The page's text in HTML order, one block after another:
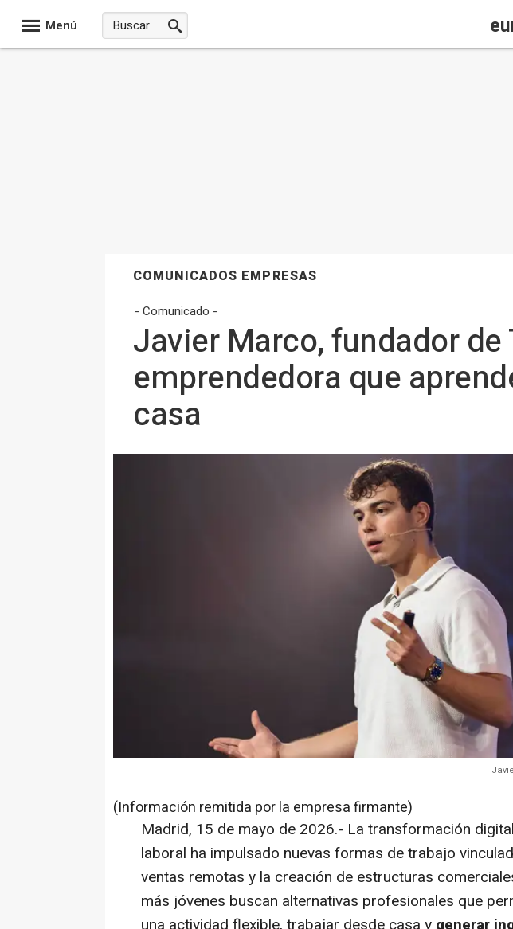
Menú
COMUNICADOS EMPRESAS
- Comunicado -
Javier Marco, fundador
emprendedora que
casa
(Información remitida por la empresa firmante)
Madrid, 15 de mayo de 2026.- La transformación
laboral ha impulsado nuevas formas de trabajo
ventas remotas y la creación de estructuras
más jóvenes buscan alternativas profesionales que